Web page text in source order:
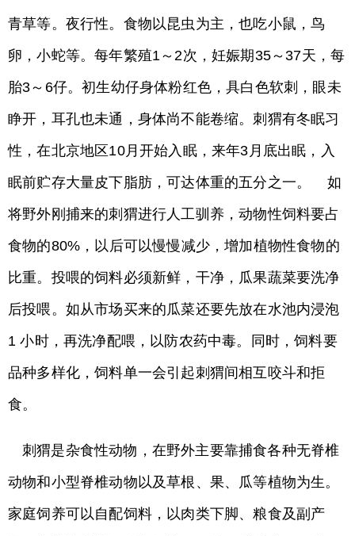
青草等。夜行性。食物以昆虫为主，也吃小鼠，鸟
卵，小蛇等。每年繁殖1～2次，妊娠期35～37天，每
胎3～6仔。初生幼仔身体粉红色，具白色软刺，眼未
睁开，耳孔也未通，身体尚不能卷缩。刺猬有冬眠习
性，在北京地区10月开始入眠，来年3月底出眠，入
眠前贮存大量皮下脂肪，可达体重的五分之一。 如
将野外刚捕来的刺猬进行人工驯养，动物性饲料要占
食物的80%，以后可以慢慢减少，增加植物性食物的
比重。投喂的饲料必须新鲜，干净，瓜果蔬菜要洗净
后投喂。如从市场买来的瓜菜还要先放在水池内浸泡
1 小时，再洗净配喂，以防农药中毒。同时，饲料要
品种多样化，饲料单一会引起刺猬间相互咬斗和拒
食。
刺猬是杂食性动物，在野外主要靠捕食各种无脊椎
动物和小型脊椎动物以及草根、果、瓜等植物为生。
家庭饲养可以自配饲料，以肉类下脚、粮食及副产